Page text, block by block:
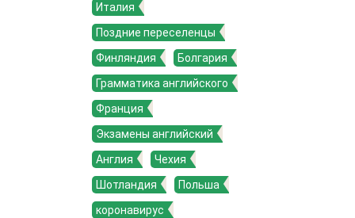
Италия
Поздние переселенцы
Финляндия
Болгария
Грамматика английского
Франция
Экзамены английский
Англия
Чехия
Шотландия
Польша
коронавирус